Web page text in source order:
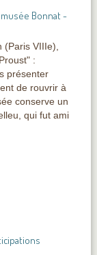
Bonnat -
VIIIe),
:
présenter
de rouvrir à
conserve un
qui fut ami